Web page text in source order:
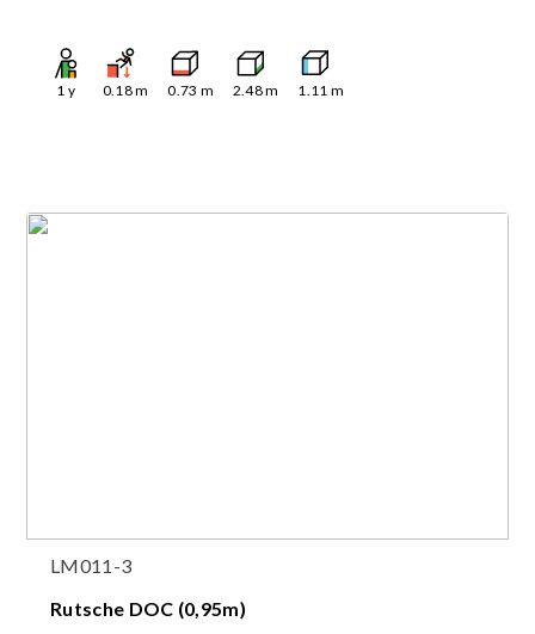
1 y 0.18m 0.73 m 2.48m 1.11 m
LM011-3
Rutsche DOC (0,95m)